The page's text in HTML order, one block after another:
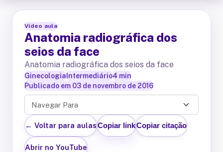
Vídeo aula
Anatomia radiográfica dos
seios da face
Anatomia radiográfica dos seios da face
Ginecologia Intermediário4 min
Publicado em 03 de novembro de 2016
Navegar Para
← Voltar para aulasCopiar linkCopiar citação
Abrir no YouTube